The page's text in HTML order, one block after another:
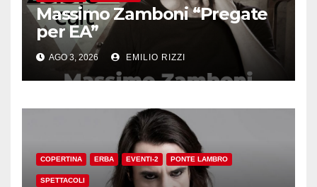
Massimo Zamboni “Pregate
per EA”
AGO 3, 2026 EMILIO RIZZI
COPERTINA ERBA EVENTI-2 PONTE LAMBRO
SPETTACOLI